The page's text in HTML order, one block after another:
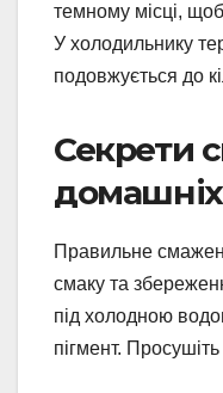
темному місці,
У холодильнику
подовжується до
Секрети
Правильне
смаку та
під холодною
пігмент.